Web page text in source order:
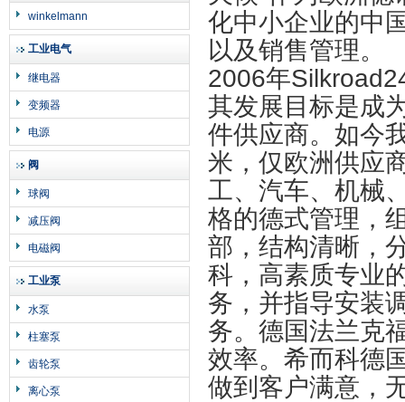
winkelmann
工业电气
继电器
变频器
电源
阀
球阀
减压阀
电磁阀
工业泵
水泵
柱塞泵
齿轮泵
离心泵
化中小企业的中
以及销售管理。
2006年
其发展目标是成
件供应商。如今
米，仅欧洲供应
工、汽车、机械
格的德式管理，
部，结构清晰，
科，高素质专业
务，并指导安装
务。德国法兰克
效率。希而科德
做到客户满意，